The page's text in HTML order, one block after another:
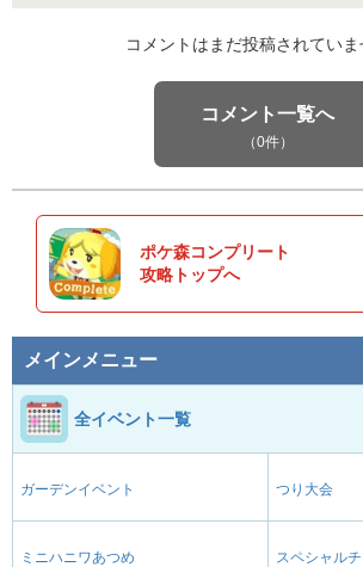
コメントはまだ投稿されていま
コメント一覧へ
（0件）
ポケ森コンプリート
攻略トップへ
メインメニュー
全イベント一覧
ガーデンイベント つり大会
ミニハニワあつめ スペシャル